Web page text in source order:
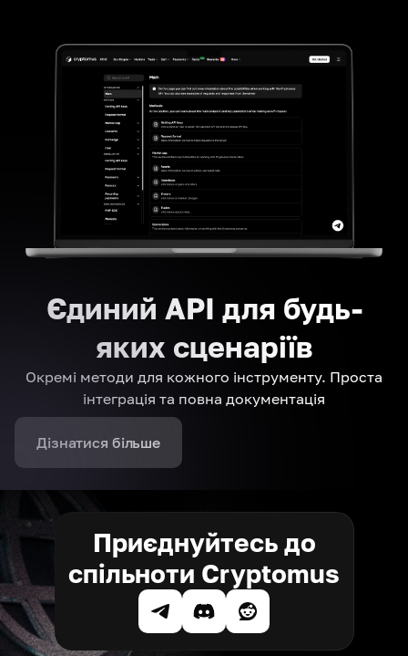
Єдиний API для будь-
яких сценаріїв
Окремі методи для кожного інструменту. Проста
інтеграція та повна документація
Дізнатися більше
Приєднуйтесь до
спільноти Cryptomus